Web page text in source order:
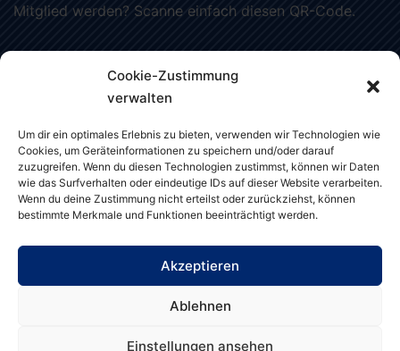
Cookie-Zustimmung
verwalten
Um dir ein optimales Erlebnis zu bieten, verwenden wir Technologien wie
Cookies, um Geräteinformationen zu speichern und/oder darauf
zuzugreifen. Wenn du diesen Technologien zustimmst, können wir Daten
wie das Surfverhalten oder eindeutige IDs auf dieser Website verarbeiten.
Wenn du deine Zustimmung nicht erteilst oder zurückziehst, können
bestimmte Merkmale und Funktionen beeinträchtigt werden.
Akzeptieren
Ablehnen
Einstellungen ansehen
Mitglied werden? Scanne einfach diesen QR-Code.
Datenschutzerklärung
Impressum
© 2026 HT Athletics. Diese Seite wurde mit